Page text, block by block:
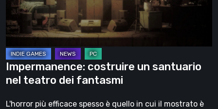
teatro
dei
fantasmi
Impermanence: costruire un santuario
nel teatro dei fantasmi
L'horror più efficace spesso è quello in cui il mostrato è